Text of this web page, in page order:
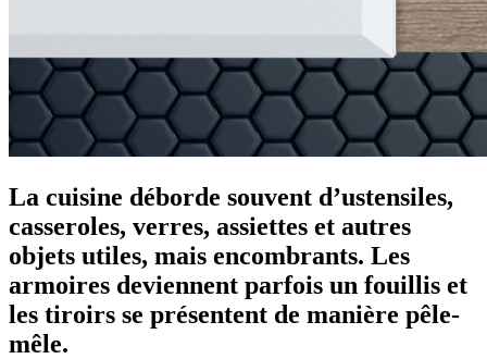
La cuisine déborde souvent d’ustensiles,
casseroles, verres, assiettes et autres
objets utiles, mais encombrants. Les
armoires deviennent parfois un fouillis et
les tiroirs se présentent de manière pêle-
mêle.